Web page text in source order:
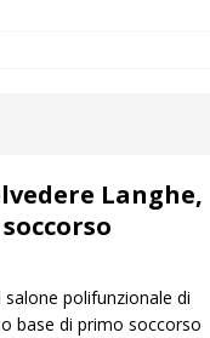
ligure sui vecchi binari
crolla un paloLanghe,
polifunzionale di
base di primo soccorso